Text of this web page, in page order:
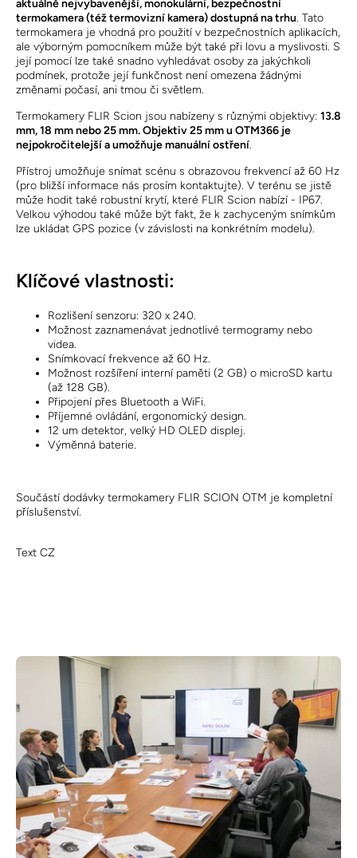
aktuálně nejvybavenější, monokulární, bezpečnostní
termokamera (též termovizní kamera) dostupná na trhu. Tato
termokamera je vhodná pro použití v bezpečnostních aplikacích,
ale výborným pomocníkem může být také při lovu a myslivosti. S
její pomocí lze také snadno vyhledávat osoby za jakýchkoli
podmínek, protože její funkčnost není omezena žádnými
změnami počasí, ani tmou či světlem.
Termokamery FLIR Scion jsou nabízeny s různými objektivy: 13.8
mm, 18 mm nebo 25 mm. Objektiv 25 mm u OTM366 je
nejpokročitelejší a umožňuje manuální ostření.
Přístroj umožňuje snímat scénu s obrazovou frekvencí až 60 Hz
(pro bližší informace nás prosím kontaktujte). V terénu se jistě
může hodit také robustní krytí, které FLIR Scion nabízí - IP67.
Velkou výhodou také může být fakt, že k zachyceným snímkům
lze ukládat GPS pozice (v závislosti na konkrétním modelu).
Klíčové vlastnosti:
Rozlišení senzoru: 320 x 240.
Možnost zaznamenávat jednotlivé termogramy nebo
videa.
Snímkovací frekvence až 60 Hz.
Možnost rozšíření interní paměti (2 GB) o microSD kartu
(až 128 GB).
Připojení přes Bluetooth a WiFi.
Příjemné ovládání, ergonomický design.
12 um detektor, velký HD OLED displej.
Výměnná baterie.
Součástí dodávky termokamery FLIR SCION OTM je kompletní
příslušenství.
Text CZ